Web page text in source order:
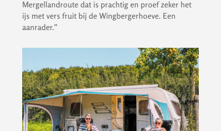
Mergellandroute dat is prachtig en proef zeker het
ijs met vers fruit bij de Wingbergerhoeve. Een
aanrader.”